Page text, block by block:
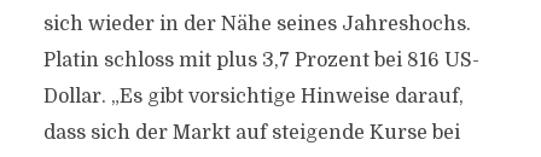
sich wieder in der Nähe seines Jahreshochs.
Platin schloss mit plus 3,7 Prozent bei 816 US-
Dollar. „Es gibt vorsichtige Hinweise darauf,
dass sich der Markt auf steigende Kurse bei